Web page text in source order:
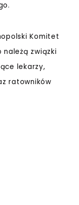
Komitet
związki
lekarzy,
ratowników